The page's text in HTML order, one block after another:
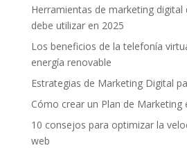
Herramientas de marketing
debe utilizar en 2025
Los beneficios de la telefonía
energía renovable
Estrategias de Marketing Digital
Cómo crear un Plan de Marketing
10 consejos para optimizar la
web